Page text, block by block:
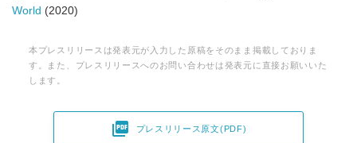
World (2020)
本プレスリリースは発表元が入力した原稿をそのまま掲載しておりま
す。また、プレスリリースへのお問い合わせは発表元に直接お願いいた
します。
 プレスリリース原文(PDF)